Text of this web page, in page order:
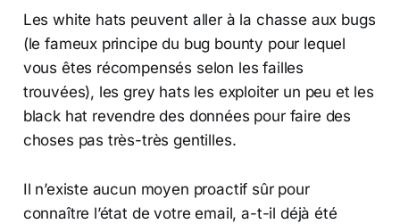
Les white hats peuvent aller à la chasse aux bugs
(le fameux principe du bug bounty pour lequel
vous êtes récompensés selon les failles
trouvées), les grey hats les exploiter un peu et les
black hat revendre des données pour faire des
choses pas très-très gentilles.
Il n’existe aucun moyen proactif sûr pour
connaître l’état de votre email, a-t-il déjà été